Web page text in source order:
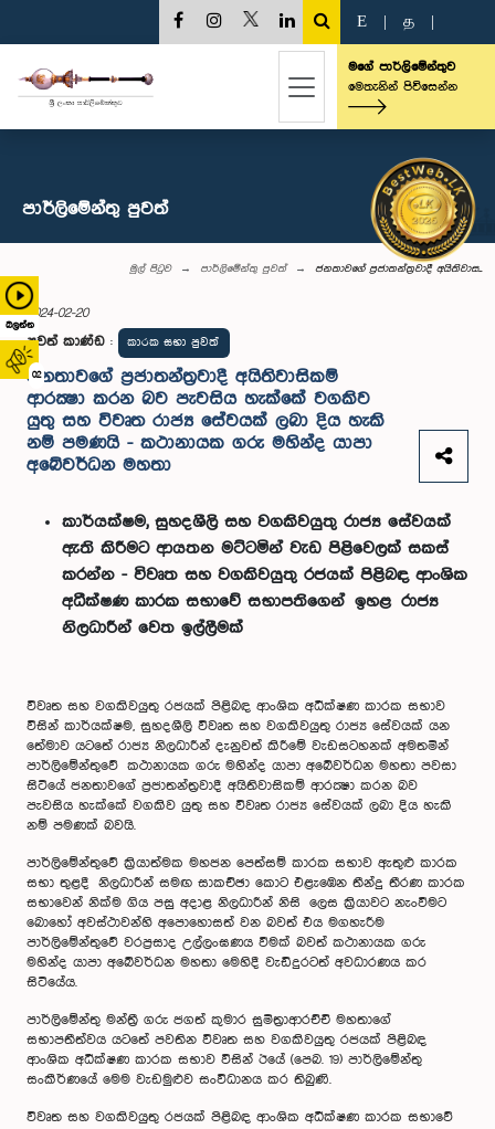
බලන්න
02
E த
මගේ පාර්ලිමේන්තුව
මෙතැනින් පිවිසෙන්න
පාර්ලි‌මේන්තු පුවත්
මුල් පිටුව පාර්ලි‌මේන්තු පුවත් ජනතාවගේ ප්‍රජාතන්ත්‍රවාදී අයිතිවාස...
2024-02-20
පුවත් කාණ්ඩ : කාරක සභා පුවත්
ජනතාවගේ ප්‍රජාතන්ත්‍රවාදී අයිතිවාසිකම්
ආරක්‍ෂා කරන බව පැවසිය හැක්කේ වගකිව
යුතු සහ විවෘත රාජ්‍ය සේවයක් ලබා දිය හැකි
නම් පමණයි - කථානායක ගරු මහින්ද යාපා
අබේවර්ධන මහතා
කාර්යක්ෂම, සුහදශීලි සහ වගකිවයුතු රාජ්‍ය සේවයක්
ඇති කිරීමට ආයතන මට්ටමින් වැඩ පිළිවෙලක් සකස්
කරන්න - විවෘත සහ වගකිවයුතු රජයක් පිළිබඳ ආංශික
අධීක්ෂණ කාරක සභාවේ සභාපතිගෙන් ඉහළ රාජ්‍ය
නිලධාරීන් වෙත ඉල්ලීමක්
විවෘත සහ වගකිවයුතු රජයක් පිළිබඳ ආංශික අධීක්ෂණ කාරක සභාව
විසින් කාර්යක්ෂම, සුහදශීලි විවෘත සහ වගකිවයුතු රාජ්‍ය සේවයක් යන
තේමාව යටතේ රාජ්‍ය නිලධාරීන් දැනුවත් කිරීමේ වැඩසටහනක් අමතමින්
පාර්ලිමේන්තුවේ කථානායක ගරු මහින්ද යාපා අබේවර්ධන මහතා පවසා
සිටියේ ජනතාවගේ ප්‍රජාතන්ත්‍රවාදී අයිතිවාසිකම් ආරක්‍ෂා කරන බව
පැවසිය හැක්කේ වගකිව යුතු සහ විවෘත රාජ්‍ය සේවයක් ලබා දිය හැකි
නම් පමණක් බවයි.
පාර්ලිමේන්තුවේ ක්‍රියාත්මක මහජන පෙත්සම් කාරක සභාව ඇතුළු කාරක
සභා තුළදී නිලධාරීන් සමඟ සාකච්ඡා කොට එළැඹෙන තීන්දු තීරණ කාරක
සභාවෙන් නික්ම ගිය පසු අදාළ නිලධාරීන් නිසි ලෙස ක්‍රියාවට නැංවීමට
බොහෝ අවස්ථාවන්හි අපොහොසත් වන බවත් එය මගහැරීම
පාර්ලිමේන්තුවේ වරප්‍රසාද උල්ලංඝණය වීමක් බවත් කථානායක ගරු
මහින්ද යාපා අබේවර්ධන මහතා මෙහිදී වැඩිදුරටත් අවධාරණය කර
සිටියේය.
පාර්ලිමේන්තු මන්ත්‍රී ගරු ජගත් කුමාර සුමිත්‍රාආරච්චි මහතාගේ
සභාපතීත්වය යටතේ පවතින විවෘත සහ වගකිවයුතු රජයක් පිළිබඳ
ආංශික අධීක්ෂණ කාරක සභාව විසින් ඊයේ (පෙබ. 19) පාර්ලිමේන්තු
සංකීර්ණයේ මෙම වැඩමුළුව සංවිධානය කර තිබුණි.
විවෘත සහ වගකිවයුතු රජයක් පිළිබඳ ආංශික අධීක්ෂණ කාරක සභාවේ